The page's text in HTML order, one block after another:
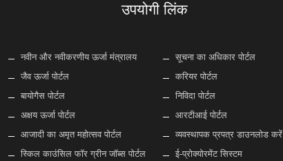
उपयोगी लिंक
नवीन और नवीकरणीय ऊर्जा मंत्रालय
जैव ऊर्जा पोर्टल
बायोगैस पोर्टल
अक्षय ऊर्जा पोर्टल
आजादी का अमृत महोत्सव पोर्टल
स्किल काउंसिल फॉर ग्रीन जॉब्स पोर्टल
सूचना का अधिकार पोर्टल
करियर पोर्टल
निविदा पोर्टल
आरटीआई पोर्टल
व्यवस्थापक प्रपत्र डाउनलोड करें
ई-प्रोक्योरमेंट सिस्टम